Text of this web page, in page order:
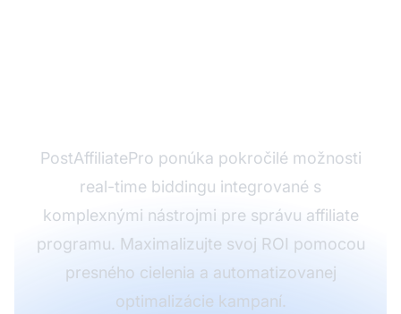
PostAffiliatePro ponúka pokročilé možnosti
real-time biddingu integrované s
komplexnými nástrojmi pre správu affiliate
programu. Maximalizujte svoj ROI pomocou
presného cielenia a automatizovanej
optimalizácie kampaní.